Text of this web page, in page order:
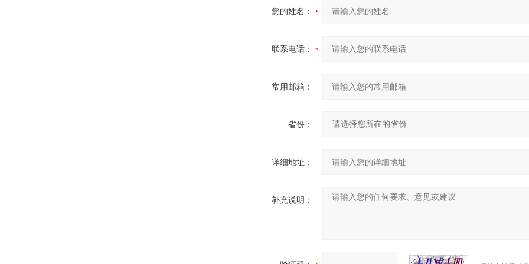
您的姓名：
联系电话：
常用邮箱：
省份：
详细地址：
补充说明：